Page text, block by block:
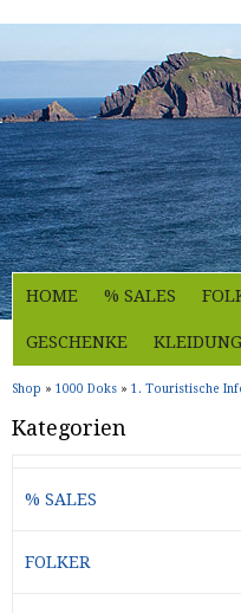
HOME % SALES
GESCHENKE
Shop » 1000 Doks » 1. Touristische
Kategorien
% SALES
FOLKER